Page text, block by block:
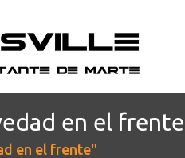
en el frente
en el frente"